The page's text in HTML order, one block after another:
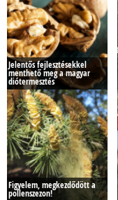
Jelentős fejlesztésekkel
menthető meg a magyar
diótermesztés
Figyelem, megkezdődött a
pollenszezon!